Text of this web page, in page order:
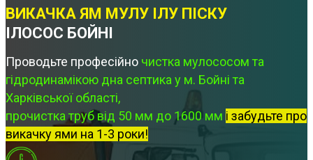
ВИКАЧКА ЯМ МУЛУ ІЛУ ПІСКУ
ІЛОСОС БОЙНІ
Проводьте професійно чистка мулососом та
гідродинамікою дна септика у м. Бойні та
Харківської області,
прочистка труб від 50 мм до 1600 мм і забудьте про
викачку ями на 1-3 роки!